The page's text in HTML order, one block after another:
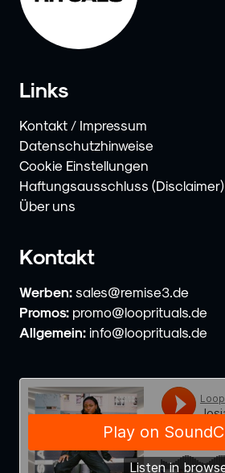
Links
Kontakt / Impressum
Datenschutzhinweise
Cookie Einstellungen
Haftungsausschluss (Disclaimer)
Über uns
Kontakt
Werben: sales@remise3.de
Promos: promo@looprituals.de
Allgemein: info@looprituals.de